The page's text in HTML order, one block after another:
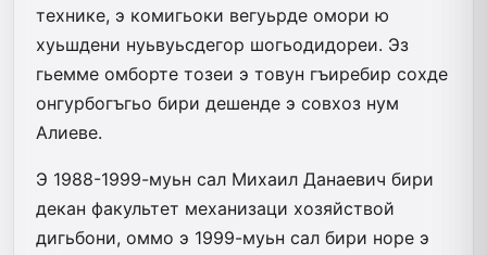
технике, э комигьоки вегуьрде омори ю
хуьшдени нуьвуьсдегор шогьодидореи. Эз
гьемме омборте тозеи э товун гъиребир сохде
онгурбогъгьо бири дешенде э совхоз нум
Алиеве.
Э 1988-1999-муьн сал Михаил Данаевич бири
декан факультет механизаци хозяйствой
дигьбони, оммо э 1999-муьн сал бири норе э